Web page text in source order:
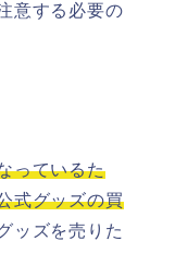
意する必要の
っているた
式グッズの買
ッズを売りた